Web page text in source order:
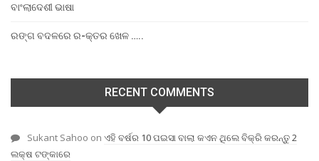
ବାଂଲାଦେଶୀ ଭାଷା
ରଙ୍ଗ ବଦଳରେ ର-କ୍ତର ଖେଳ …..
RECENT COMMENTS
Sukant Sahoo on ଏହି ବର୍ଷର 10 ପଇସା ବାଲା କଏନ ଥିଲେ ବିକ୍ରି କରନ୍ତୁ 2
ଲକ୍ଷ ଟଙ୍କାରେ